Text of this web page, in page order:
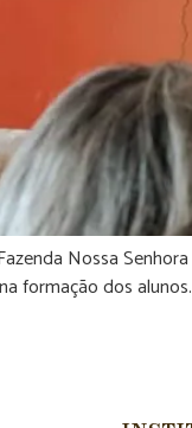
Nossa
formação dos